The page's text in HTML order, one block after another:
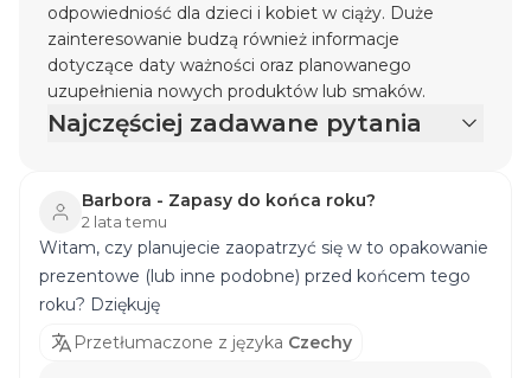
odpowiedniość dla dzieci i kobiet w ciąży. Duże
zainteresowanie budzą również informacje
dotyczące daty ważności oraz planowanego
uzupełnienia nowych produktów lub smaków.
Najczęściej zadawane pytania
Barbora - Zapasy do końca roku?
2 lata temu
Witam, czy planujecie zaopatrzyć się w to opakowanie
prezentowe (lub inne podobne) przed końcem tego
roku? Dziękuję
Przetłumaczone z języka Czechy